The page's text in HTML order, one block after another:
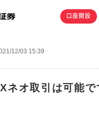
口座開設
12/03 15:39
ネオ取引は可能で